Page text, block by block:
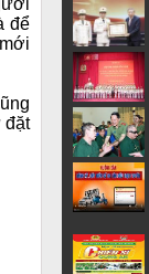
để
đặt